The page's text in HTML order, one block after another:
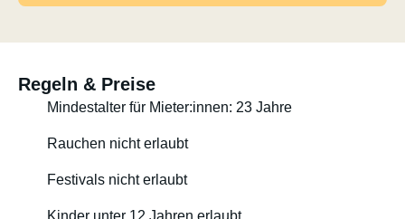
Regeln & Preise
Mindestalter für Mieter:innen: 23 Jahre
Rauchen nicht erlaubt
Festivals nicht erlaubt
Kinder unter 12 Jahren erlaubt